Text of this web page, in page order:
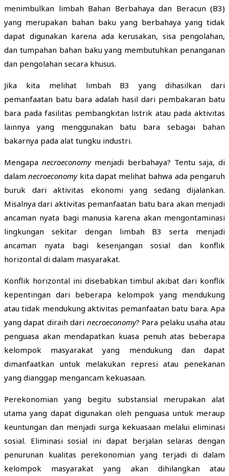
menimbulkan limbah Bahan Berbahaya dan Beracun (B3)
yang merupakan bahan baku yang berbahaya yang tidak
dapat digunakan karena ada kerusakan, sisa pengolahan,
dan tumpahan bahan baku yang membutuhkan penanganan
dan pengolahan secara khusus.
Jika kita melihat limbah B3 yang dihasilkan dari
pemanfaatan batu bara adalah hasil dari pembakaran batu
bara pada fasilitas pembangkitan listrik atau pada aktivitas
lainnya yang menggunakan batu bara sebagai bahan
bakarnya pada alat tungku industri.
Mengapanecroeconomy menjadi berbahaya? Tentu saja, di
dalamnecroeconomy kita dapat melihat bahwa ada pengaruh
buruk dari aktivitas ekonomi yang sedang dijalankan.
Misalnya dari aktivitas pemanfaatan batu bara akan menjadi
ancaman nyata bagi manusia karena akan mengontaminasi
lingkungan sekitar dengan limbah B3 serta menjadi
ancaman nyata bagi kesenjangan sosial dan konflik
horizontal di dalam masyarakat.
Konflik horizontal ini disebabkan timbul akibat dari konflik
kepentingan dari beberapa kelompok yang mendukung
atau tidak mendukung aktivitas pemanfaatan batu bara. Apa
yang dapat diraih dari necroeconomy? Para pelaku usaha atau
penguasa akan mendapatkan kuasa penuh atas beberapa
kelompok masyarakat yang mendukung dan dapat
dimanfaatkan untuk melakukan represi atau penekanan
yang dianggap mengancam kekuasaan.
Perekonomian yang begitu substansial merupakan alat
utama yang dapat digunakan oleh penguasa untuk meraup
keuntungan dan menjadi surga kekuasaan melalui eliminasi
sosial. Eliminasi sosial ini dapat berjalan selaras dengan
penurunan kualitas perekonomian yang terjadi di dalam
kelompok masyarakat yang akan dihilangkan atau